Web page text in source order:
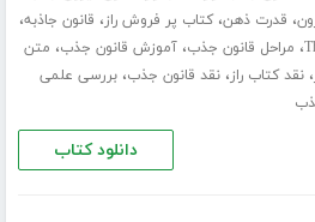
، قدرت ذهن،کتاب پر فروش راز، قانون جاذبه،
، مراحل قانون جذب،آموزش قانون جذب، متن
،نقد کتاب راز،نقد قانون جذب،بررسی علمی
دانلود کتاب